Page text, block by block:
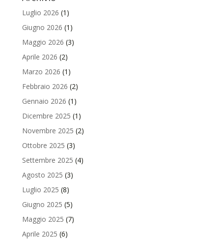
Luglio 2026 (1)
Giugno 2026 (1)
Maggio 2026 (3)
Aprile 2026 (2)
Marzo 2026 (1)
Febbraio 2026 (2)
Gennaio 2026 (1)
Dicembre 2025 (1)
Novembre 2025 (2)
Ottobre 2025 (3)
Settembre 2025 (4)
Agosto 2025 (3)
Luglio 2025 (8)
Giugno 2025 (5)
Maggio 2025 (7)
Aprile 2025 (6)